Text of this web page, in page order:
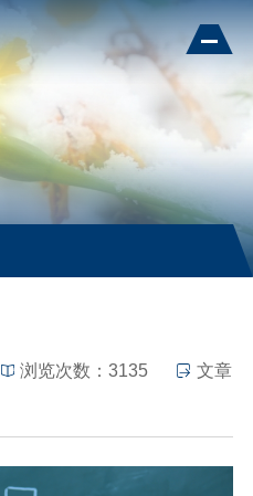
浏览次数：3135
文章